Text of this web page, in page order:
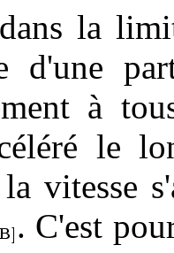
la
d'une
à
le
vitesse
. C'est